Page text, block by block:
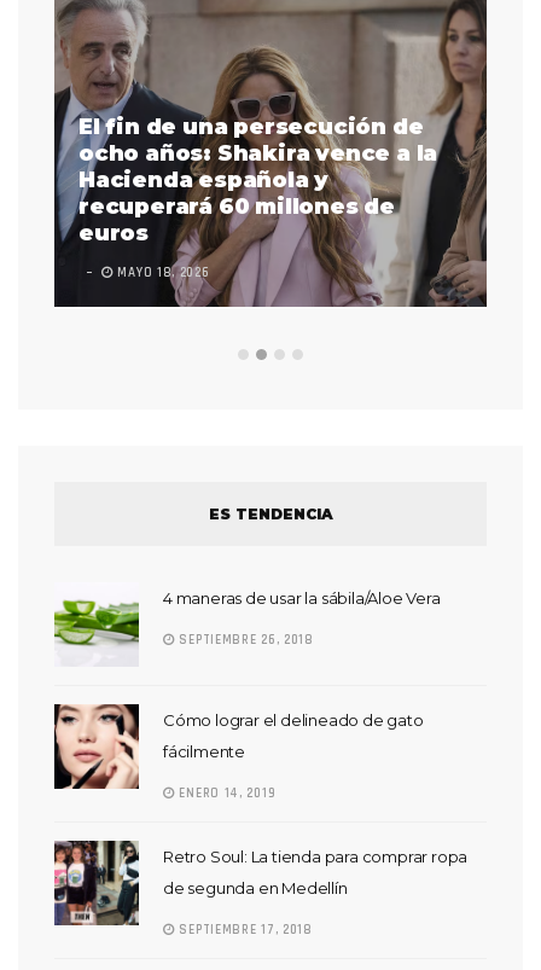
El fin de una persecución de
ocho años: Shakira vence a la
Hacienda española y
recuperará 60 millones de
euros
MAYO 18, 2026
ES TENDENCIA
4 maneras de usar la sábila/Aloe Vera
SEPTIEMBRE 26, 2018
Cómo lograr el delineado de gato
fácilmente
ENERO 14, 2019
Retro Soul: La tienda para comprar ropa
de segunda en Medellín
SEPTIEMBRE 17, 2018